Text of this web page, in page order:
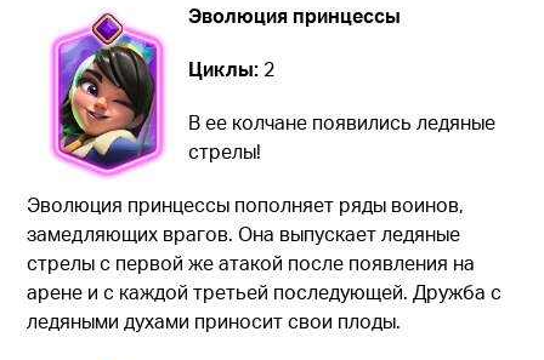
Эволюция принцессы
Циклы: 2
В ее колчане появились ледяные
стрелы!
Эволюция принцессы пополняет ряды воинов,
замедляющих врагов. Она выпускает ледяные
стрелы с первой же атакой после появления на
арене и с каждой третьей последующей. Дружба с
ледяными духами приносит свои плоды.